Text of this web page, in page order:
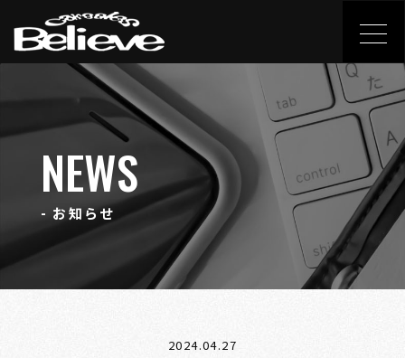
NEWS
- お知らせ
2024.04.27